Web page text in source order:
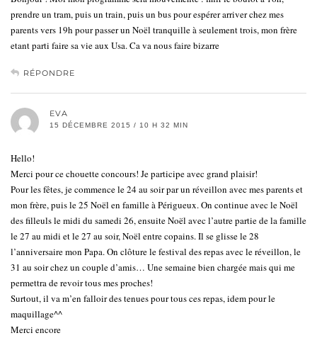
prendre un tram, puis un train, puis un bus pour espérer arriver chez mes
parents vers 19h pour passer un Noël tranquille à seulement trois, mon frère
etant parti faire sa vie aux Usa. Ca va nous faire bizarre
RÉPONDRE
EVA
15 DÉCEMBRE 2015 / 10 H 32 MIN
Hello!
Merci pour ce chouette concours! Je participe avec grand plaisir!
Pour les fêtes, je commence le 24 au soir par un réveillon avec mes parents et
mon frère, puis le 25 Noël en famille à Périgueux. On continue avec le Noël
des filleuls le midi du samedi 26, ensuite Noël avec l’autre partie de la famille
le 27 au midi et le 27 au soir, Noël entre copains. Il se glisse le 28
l’anniversaire mon Papa. On clôture le festival des repas avec le réveillon, le
31 au soir chez un couple d’amis… Une semaine bien chargée mais qui me
permettra de revoir tous mes proches!
Surtout, il va m’en falloir des tenues pour tous ces repas, idem pour le
maquillage^^
Merci encore